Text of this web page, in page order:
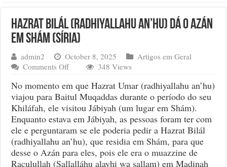
Hazrat Bilál (radhiyallahu an’hu) dá o Azán
em Shám (Síria)
admin2 October 8, 2025
Artigos em Geral
Comments Offon
Bilál
(radhiyallahu
an’hu)
dá
Azán
em
Shám
348 Views
No momento em que Hazrat Umar (radhiyallahu an’hu)
viajou para Baitul Muqaddas durante o período do seu
Khiláfah, ele visitou Jábiyah (um lugar em Shám).
Enquanto estava em Jábiyah, as pessoas foram ter com
ele e perguntaram se ele poderia pedir a Hazrat Bilál
(radhiyallahu an’hu), que residia em Shám, para que
desse o Azán para eles, pois ele era o muazzine de
Raçulullah (Sallalláhu alayhi wa sallam) em Madinah